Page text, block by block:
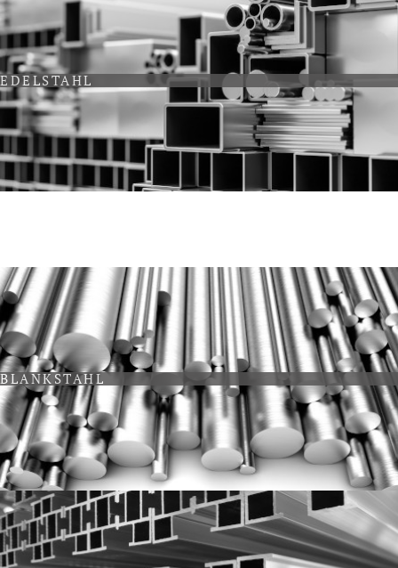
EDELSTAHL
BLANKSTAHL